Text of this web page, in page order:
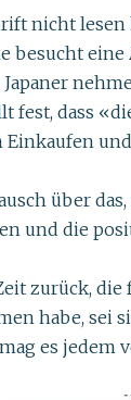
nicht
besucht
fest, dass
über
und die
zurück,
habe, sei
es jedem